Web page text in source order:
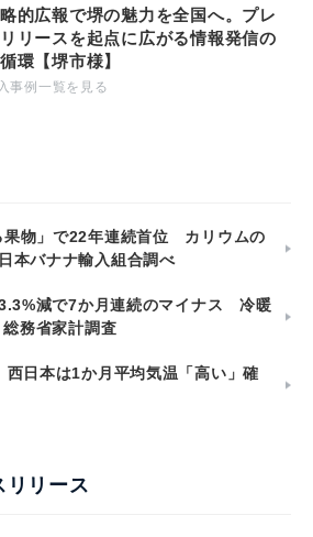
的広報で堺の魅力を全国へ。プレ
リースを起点に広がる情報発信の
環【堺市様】
事例一覧を見る
果物」で22年連続首位 カリウムの
本バナナ輸入組合調べ
減で7か月連続のマイナス 冷暖
務省家計調査
日本は1か月平均気温「高い」確
リリース